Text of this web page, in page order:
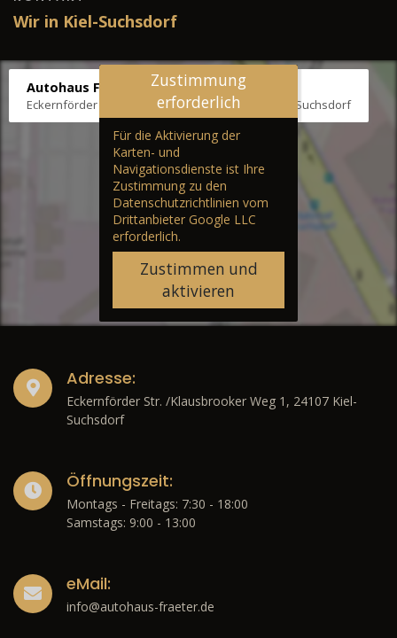
Wir in Kiel-Suchsdorf
Autohaus Fräter
Eckernförder Str. /Klausbrooker Weg 1, 24107 Kiel-Suchsdorf
Zustimmung
erforderlich
Für die Aktivierung der
Karten- und
Navigationsdienste ist Ihre
Zustimmung zu den
Datenschutzrichtlinien vom
Drittanbieter Google LLC
erforderlich.
Zustimmen und
aktivieren
Adresse:
Eckernförder Str. /Klausbrooker Weg 1, 24107 Kiel-
Suchsdorf
Öffnungszeit:
Montags - Freitags: 7:30 - 18:00
Samstags: 9:00 - 13:00
eMail:
info@autohaus-fraeter.de